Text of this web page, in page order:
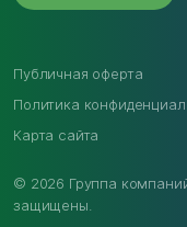
© 2026 Группа
защищены.
Публичная оферта
Политика
Карта сайта